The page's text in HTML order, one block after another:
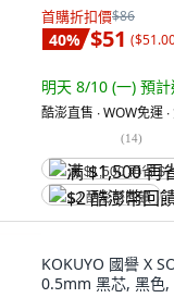
首購折扣價$86
40% $51 (
明天 8/10 (一) 預計
酷澎直售 ∙ WOW免運
(14)
满 $1,500 再省
$2 酷澎幣回饋
KOKUYO 國譽 X
0.5mm 黑芯, 黑色,